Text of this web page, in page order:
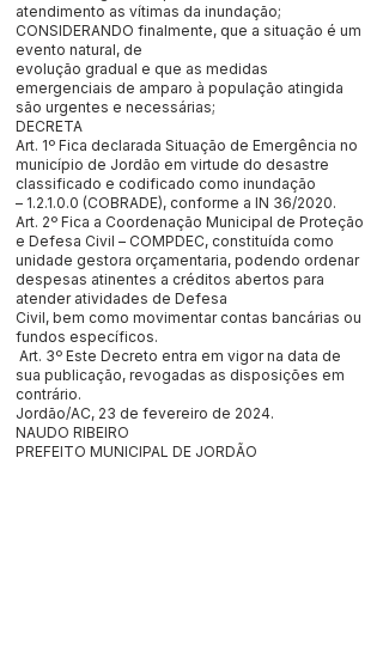
atendimento as vítimas da inundação;
CONSIDERANDO finalmente, que a situação é um
evento natural, de
evolução gradual e que as medidas
emergenciais de amparo à população atingida
são urgentes e necessárias;
DECRETA
Art. 1º Fica declarada Situação de Emergência no
município de Jordão em virtude do desastre
classificado e codificado como inundação
– 1.2.1.0.0 (COBRADE), conforme a IN 36/2020.
Art. 2º Fica a Coordenação Municipal de Proteção
e Defesa Civil – COMPDEC, constituída como
unidade gestora orçamentaria, podendo ordenar
despesas atinentes a créditos abertos para
atender atividades de Defesa
Civil, bem como movimentar contas bancárias ou
fundos específicos.
Art. 3º Este Decreto entra em vigor na data de
sua publicação, revogadas as disposições em
contrário.
Jordão/AC, 23 de fevereiro de 2024.
NAUDO RIBEIRO
PREFEITO MUNICIPAL DE JORDÃO